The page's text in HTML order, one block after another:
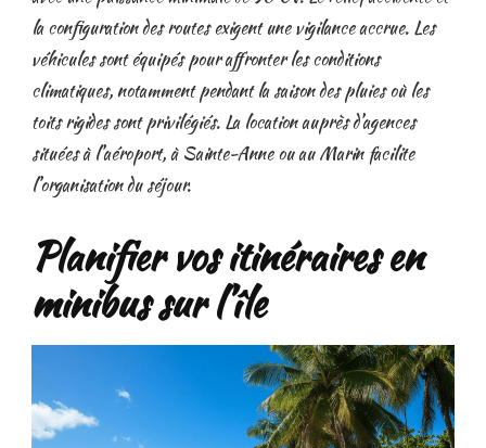
la configuration des routes exigent une vigilance accrue. Les
véhicules sont équipés pour affronter les conditions
climatiques, notamment pendant la saison des pluies où les
toits rigides sont privilégiés. La location auprès d’agences
situées à l’aéroport, à Sainte-Anne ou au Marin facilite
l’organisation du séjour.
Planifier vos itinéraires en
minibus sur l’île